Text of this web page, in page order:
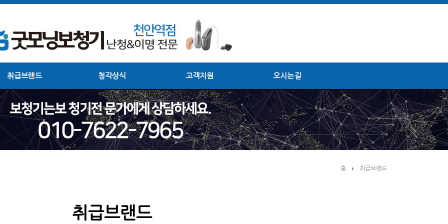
취급브랜드 청각상식 고객지원 오시는길
홈 취급브랜드
취급브랜드